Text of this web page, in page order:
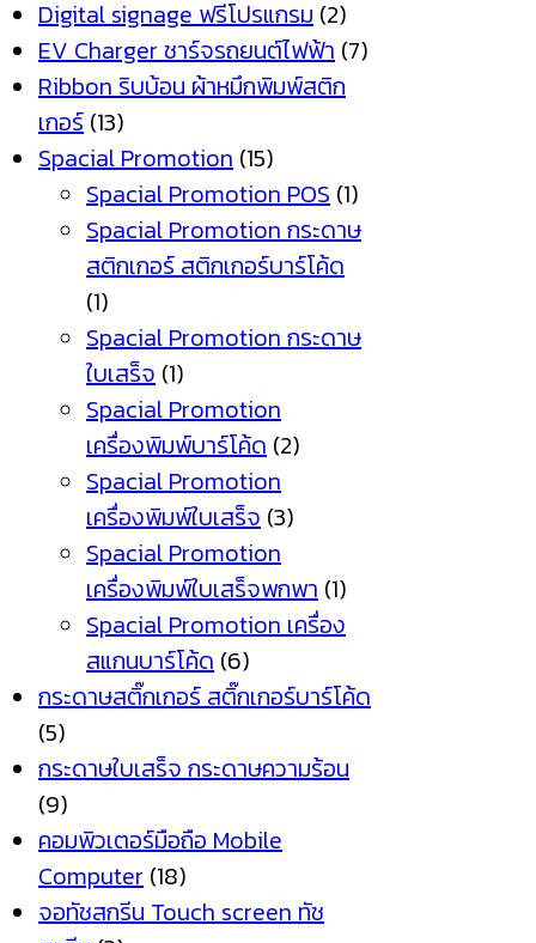
Digital signage ฟรีโปรแกรม (2)
EV Charger ชาร์จรถยนต์ไฟฟ้า (7)
Ribbon ริบบ้อน ผ้าหมึกพิมพ์สติก
เกอร์ (13)
Spacial Promotion (15)
Spacial Promotion POS (1)
Spacial Promotion กระดาษ
สติกเกอร์ สติกเกอร์บาร์โค้ด
(1)
Spacial Promotion กระดาษ
ใบเสร็จ (1)
Spacial Promotion
เครื่องพิมพ์บาร์โค้ด (2)
Spacial Promotion
เครื่องพิมพ์ใบเสร็จ (3)
Spacial Promotion
เครื่องพิมพ์ใบเสร็จพกพา (1)
Spacial Promotion เครื่อง
สแกนบาร์โค้ด (6)
กระดาษสติ๊กเกอร์ สติ๊กเกอร์บาร์โค้ด
(5)
กระดาษใบเสร็จ กระดาษความร้อน
(9)
คอมพิวเตอร์มือถือ Mobile
Computer (18)
จอทัชสกรีน Touch screen ทัช